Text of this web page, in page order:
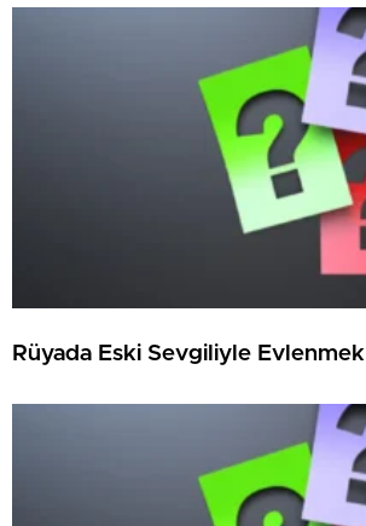
Rüyada Eski Sevgiliyle Evlenmek